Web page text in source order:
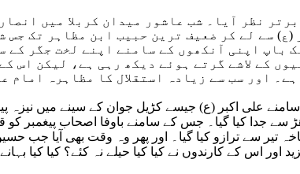
نظر آیا۔ شب عاشور میدان کربلا میں
سے لے کر ضعیف ترین حبیب ابن مظاہر تک جس
باپ اپنی آنکھوں کے سامنے اپنے لخت جگر کے
کے لاشے گرتے ہوئے دیکھ رہی ہے، لیکن اس
اور سب سے زیادہ استقلال کا مظاہرہ امام
علی اکبر (ع) جیسے کڑیل جوان کے سینے میں
کیا گیا۔ جس کے سامنے باوفا اصحاب پیغمبر کو
سے ترازو کیا گیا۔ اور پھر وہ وقت بھی آیا جب
اس کے کارندوں نے کیا کیا حیلے نہ کئے؟ کیا کیا بہانے